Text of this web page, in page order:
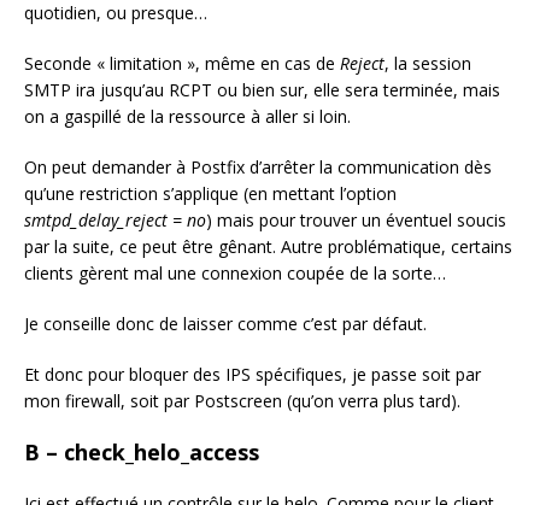
quotidien, ou presque…
Seconde « limitation », même en cas de Reject, la session
SMTP ira jusqu’au RCPT ou bien sur, elle sera terminée, mais
on a gaspillé de la ressource à aller si loin.
On peut demander à Postfix d’arrêter la communication dès
qu’une restriction s’applique (en mettant l’option
smtpd_delay_reject = no) mais pour trouver un éventuel soucis
par la suite, ce peut être gênant. Autre problématique, certains
clients gèrent mal une connexion coupée de la sorte…
Je conseille donc de laisser comme c’est par défaut.
Et donc pour bloquer des IPS spécifiques, je passe soit par
mon firewall, soit par Postscreen (qu’on verra plus tard).
B – check_helo_access